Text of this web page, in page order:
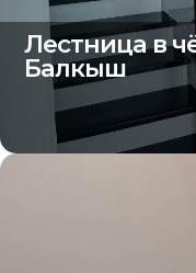
Лестница в
Балкыш